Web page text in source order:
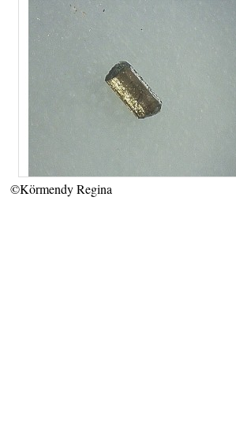
©Körmendy Regina